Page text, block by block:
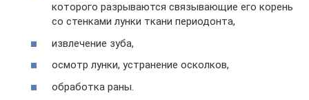
которого разрываются связывающие его корень
со стенками лунки ткани периодонта,
извлечение зуба,
осмотр лунки, устранение осколков,
обработка раны.